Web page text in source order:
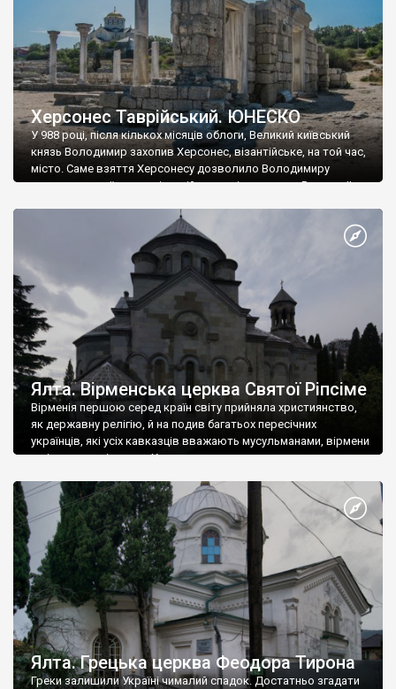
Херсонес Таврійський. ЮНЕСКО
У 988 році, після кількох місяців облоги, Великий київський
князь Володимир захопив Херсонес, візантійське, на той час,
місто. Саме взяття Херсонесу дозволило Володимиру
диктувати свої умови візантійському імператору Василю ІІ, та
Херсонесі Володимир-язичник, став Василем-християнином.
А потім було Хрещення Русі. На честь Херсонесу Таврійського
Ялта. Вірменська церква Святої Ріпсіме
Вірменія першою серед країн світу прийняла християнство,
як державну релігію, й на подив багатьох пересічних
українців, які усіх кавказців вважають мусульманами, вірмени
є відданими вірянами Христа
Ялта. Грецька церква Феодора Тирона
Греки залишили Україні чималий спадок. Достатньо згадати